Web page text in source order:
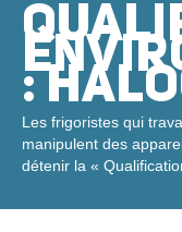
:
Les frigoristes qui
manipulent des
détenir la «